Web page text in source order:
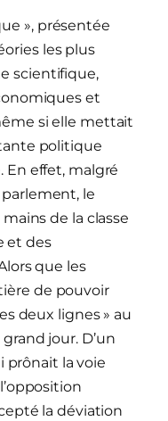
», présentée
les plus
scientifique,
et
si elle mettait
politique
En effet, malgré
le
de la classe
et des
que les
de pouvoir
deux lignes » au
jour. D’un
prônait la voie
la déviation